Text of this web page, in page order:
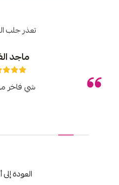
تعذر جلب
ماجد
شي فاخر
العودة إلى